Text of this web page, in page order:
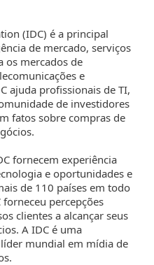
(IDC) é a principal
de mercado, serviços
os mercados de
e
ajuda profissionais de TI,
de investidores
fatos sobre compras de
fornecem experiência
e oportunidades e
de 110 países em todo
percepções
clientes a alcançar seus
A IDC é uma
mundial em mídia de